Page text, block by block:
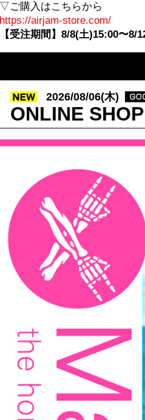
▽ご購入はこちらから
https://airjam-store.com/
【受注期間】8/8(土)15:00〜8/
2026/08/06(木)
ONLINE